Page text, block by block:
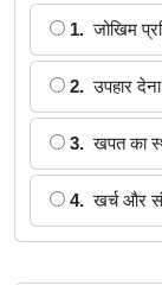
1. जोखिम
2. उपहार
3. खपत का
4. खर्च और